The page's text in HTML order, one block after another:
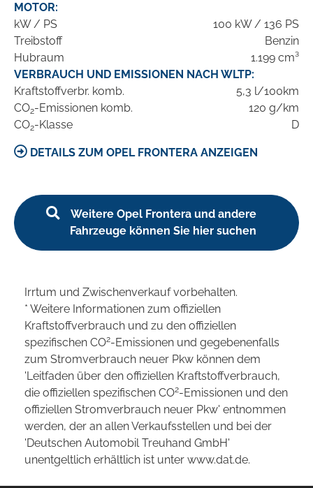
MOTOR:
kW / PS
100 kW / 136 PS
Treibstoff
Benzin
Hubraum
1.199 cm³
VERBRAUCH UND EMISSIONEN NACH WLTP:
Kraftstoffverbr. komb.
5,3 l/100km
CO2-Emissionen komb.
120 g/km
CO2-Klasse D
DETAILS ZUM OPEL FRONTERA ANZEIGEN
Weitere Opel Frontera und andere
Fahrzeuge können Sie hier suchen
Irrtum und Zwischenverkauf vorbehalten.
* Weitere Informationen zum offiziellen
Kraftstoffverbrauch und zu den offiziellen
spezifischen CO2-Emissionen und gegebenenfalls
zum Stromverbrauch neuer Pkw können dem
'Leitfaden über den offiziellen Kraftstoffverbrauch,
die offiziellen spezifischen CO2-Emissionen und den
offiziellen Stromverbrauch neuer Pkw' entnommen
werden, der an allen Verkaufsstellen und bei der
'Deutschen Automobil Treuhand GmbH'
unentgeltlich erhältlich ist unter www.dat.de.